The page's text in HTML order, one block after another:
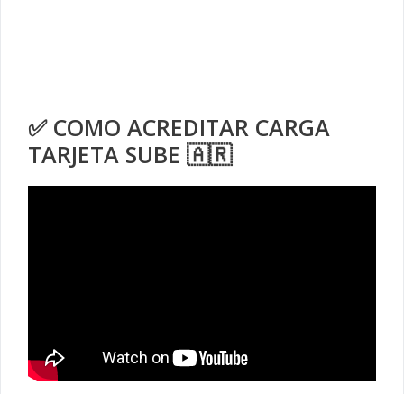
✅ COMO ACREDITAR CARGA
TARJETA SUBE 🇦🇷